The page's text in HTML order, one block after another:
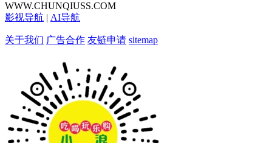
WWW.CHUNQIUSS.COM
影视导航 | AI导航
关于我们 广告合作 友链申请 sitemap